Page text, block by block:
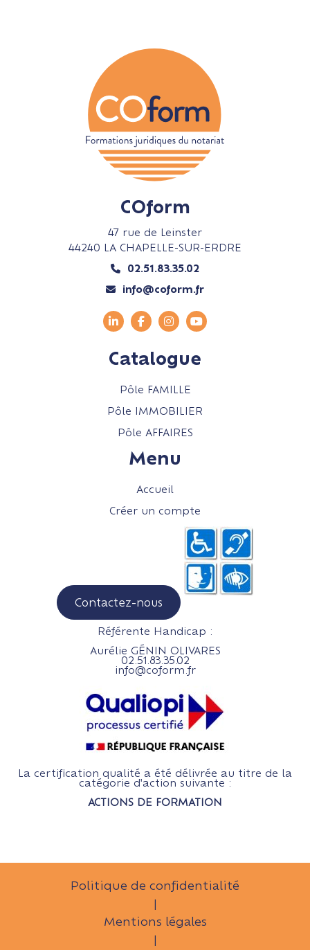
COform
47 rue de Leinster
44240 LA CHAPELLE-SUR-ERDRE
02.51.83.35.02
info@coform.fr
Catalogue
Pôle FAMILLE
Pôle IMMOBILIER
Pôle AFFAIRES
Menu
Accueil
Créer un compte
Contactez-nous
Référente Handicap :
Aurélie GÉNIN OLIVARES
02.51.83.35.02
info@coform.fr
La certification qualité a été délivrée au titre de la
catégorie d'action suivante :
ACTIONS DE FORMATION
Politique de confidentialité
|
Mentions légales
|